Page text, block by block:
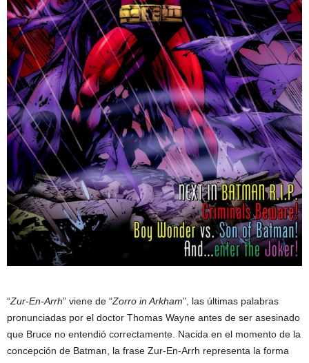
“Zur-En-Arrh” viene de “Zorro in Arkham”, las últimas palabras
pronunciadas por el doctor Thomas Wayne antes de ser asesinado
que Bruce no entendió correctamente. Nacida en el momento de la
concepción de Batman, la frase Zur-En-Arrh representa la forma